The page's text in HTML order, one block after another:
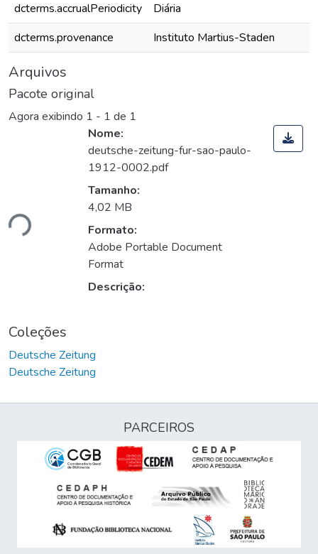
dcterms.accrualPeriodicity
Diária
dcterms.provenance
Instituto Martius-Staden
Arquivos
Pacote original
Agora exibindo 1 - 1 de 1
Nome:
deutsche-zeitung-fur-sao-paulo-
1912-0002.pdf
Tamanho:
4,02 MB
Formato:
Adobe Portable Document
Format
Descrição:
Coleções
Deutsche Zeitung
Deutsche Zeitung
PARCEIROS